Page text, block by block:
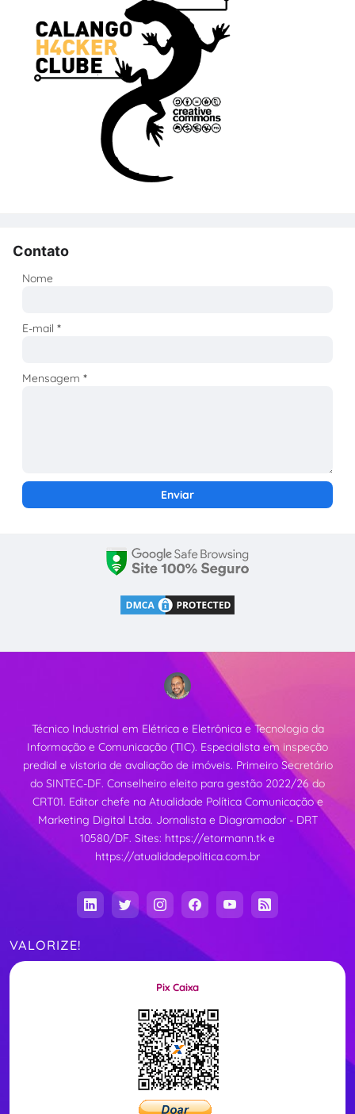
Contato
Nome
E-mail*
Mensagem*
Técnico Industrial em Elétrica e Eletrônica e Tecnologia da
Informação e Comunicação (TIC). Especialista em inspeção
predial e vistoria de avaliação de imóveis. Primeiro Secretário
do SINTEC-DF. Conselheiro eleito para gestão 2022/26 do
CRT01. Editor chefe na Atualidade Política Comunicação e
Marketing Digital Ltda. Jornalista e Diagramador - DRT
10580/DF. Sites: https://etormann.tk e
https://atualidadepolitica.com.br
VALORIZE!
Pix Caixa